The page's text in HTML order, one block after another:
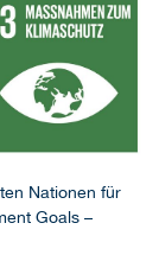
Nationen für
Goals –